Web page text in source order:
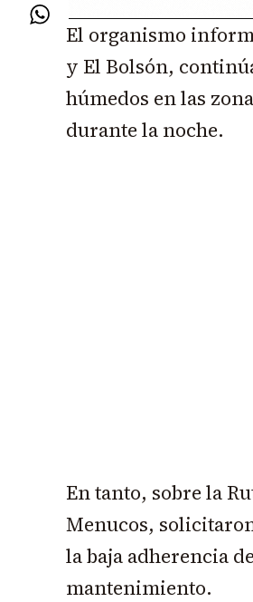
El organismo
y El Bolsón,
húmedos en las
durante la noche.
En tanto, sobre la
Menucos,
la baja adherencia
mantenimiento.